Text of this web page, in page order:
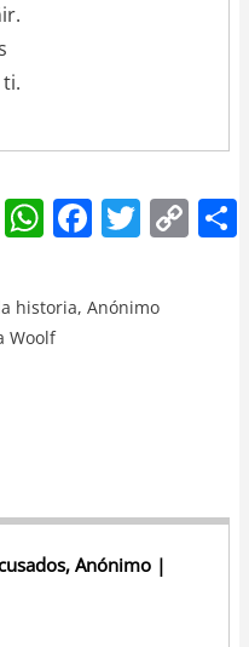
W
h
at
s
F
a
c
e
T
w
itt
er
C
o
historia, Anónimo
Woolf
Anónimo |